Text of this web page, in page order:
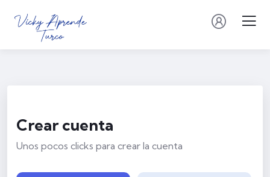
Crear cuenta
Unos pocos clicks para crear la cuenta